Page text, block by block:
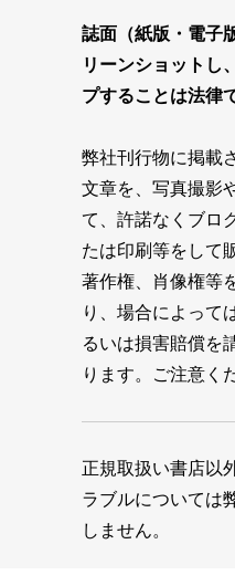
誌面（紙版・電子
リーンショットし
プすることは法律
弊社刊行物に掲載
文章を、写真撮影
て、許諾なくブロ
たは印刷等をして
著作権、肖像権等
り、場合によって
るいは損害賠償を
ります。ご注意く
正規取扱い書店以
ラブルについては
しません。